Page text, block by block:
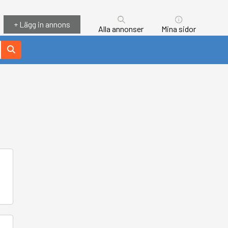
+ Lägg in annons Alla annonser Mina sidor